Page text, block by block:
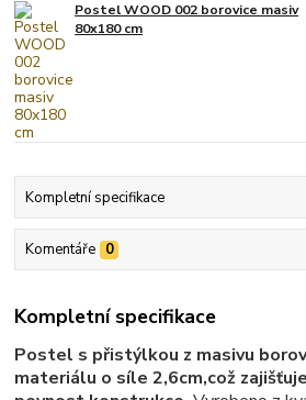
Postel WOOD 002 borovice masiv
80x180 cm
Kompletní specifikace
Komentáře 0
Kompletní specifikace
Postel s přistýlkou z masivu
materiálu o síle 2,6cm,což